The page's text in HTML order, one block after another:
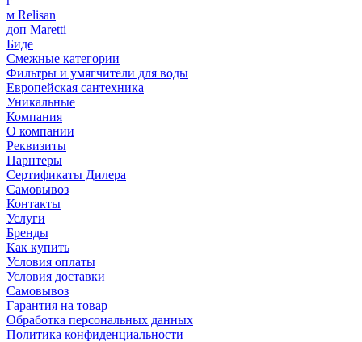
м Relisan
доп Maretti
Биде
Смежные категории
Фильтры и умягчители для воды
Европейская сантехника
Уникальные
Компания
О компании
Реквизиты
Парнтеры
Сертификаты Дилера
Самовывоз
Контакты
Услуги
Бренды
Как купить
Условия оплаты
Условия доставки
Самовывоз
Гарантия на товар
Обработка персональных данных
Политика конфиденциальности